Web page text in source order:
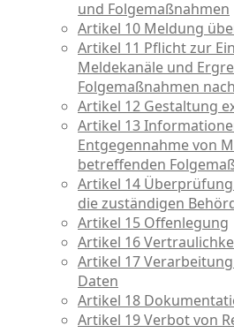
und Folgemaßnahmen
Artikel 10 Meldung
Artikel 11 Pflicht zur
Meldekanäle und
Folgemaßnahmen
Artikel 12 Gestaltung
Artikel 13
Entgegennahme von
betreffenden
Artikel 14
die zuständigen
Artikel 15 Offenlegung
Artikel 16
Artikel 17
Daten
Artikel 18
Artikel 19 Verbot von